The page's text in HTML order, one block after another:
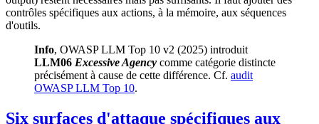
contrôles spécifiques aux actions, à la mémoire, aux séquences
d'outils.
Info, OWASP LLM Top 10 v2 (2025) introduit
LLM06 Excessive Agency comme catégorie distincte
précisément à cause de cette différence. Cf. audit
OWASP LLM Top 10.
Six surfaces d'attaque spécifiques aux